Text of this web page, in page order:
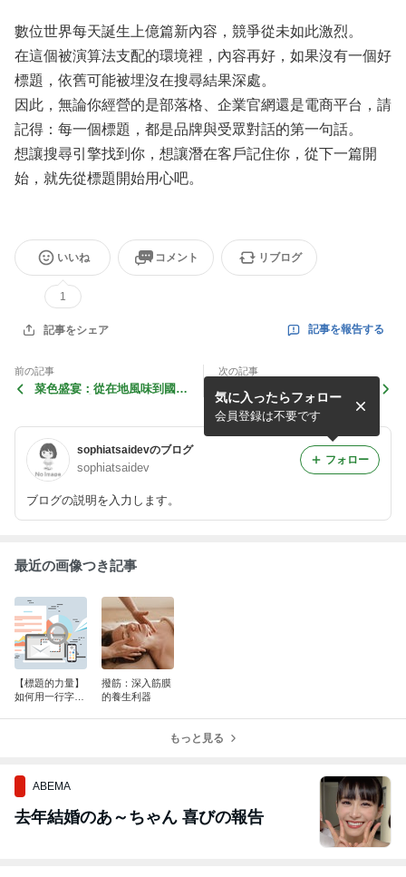
數位世界每天誕生上億篇新內容，競爭從未如此激烈。
在這個被演算法支配的環境裡，內容再好，如果沒有一個好
標題，依舊可能被埋沒在搜尋結果深處。
因此，無論你經營的是部落格、企業官網還是電商平台，請
記得：每一個標題，都是品牌與受眾對話的第一句話。
想讓搜尋引擎找到你，想讓潛在客戶記住你，從下一篇開
始，就先從標題開始用心吧。
いいね
1
コメント リブログ
記事をシェア 記事を報告する
前の記事
菜色盛宴：從在地風味到國際
次の記事
【標題的力量】如何用一行
字，抓住讀者、搜尋引擎，甚
至改變你的品牌命運？
sophiatsaidevのブログ
sophiatsaidev
ブログの説明を入力します。
気に入ったらフォロー
会員登録は不要です
フォロー
最近の画像つき記事
【標題的力量】
如何用一行字，
撥筋：深入筋膜
的養生利器
もっと見る
ABEMA
去年結婚のあ～ちゃん 喜びの報告